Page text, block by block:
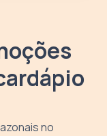
no